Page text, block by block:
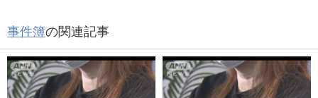
事件簿の関連記事